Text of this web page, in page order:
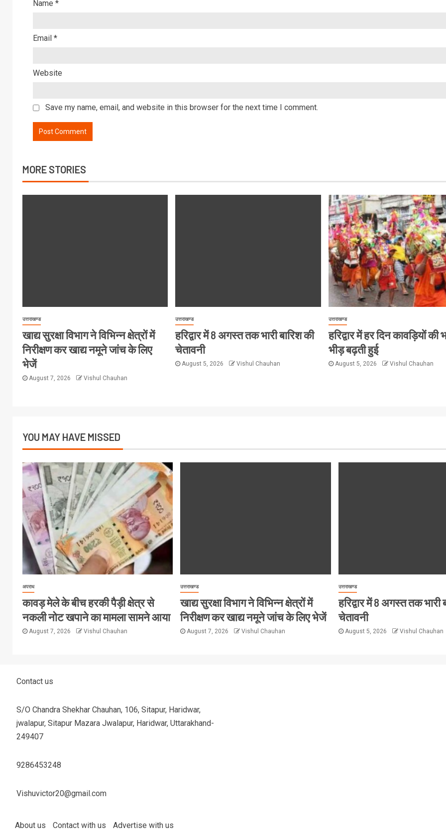
Name *
Email *
Website
Save my name, email, and website in this browser for the next time I comment.
MORE STORIES
उत्तराखण्ड
खाद्य सुरक्षा विभाग ने विभिन्न क्षेत्रों में
निरीक्षण कर खाद्य नमूने जांच के लिए
भेजें
August 7, 2026 Vishul Chauhan
उत्तराखण्ड
हरिद्वार में 8 अगस्त तक भारी बारिश की
चेतावनी
August 5, 2026 Vishul Chauhan
उत्तराखण्ड
हरिद्वार में हर दिन कावड़ियों की
भीड़ बढ़ती हुई
August 5, 2026 Vishul Chauhan
YOU MAY HAVE MISSED
अपराध
कावड़ मेले के बीच हरकी पैड़ी क्षेत्र से
नकली नोट खपाने का मामला सामने आया
August 7, 2026 Vishul Chauhan
उत्तराखण्ड
खाद्य सुरक्षा विभाग ने विभिन्न क्षेत्रों में
निरीक्षण कर खाद्य नमूने जांच के लिए भेजें
August 7, 2026 Vishul Chauhan
उत्तराखण्ड
हरिद्वार में 8 अगस्त तक भारी
चेतावनी
August 5, 2026 Vishul Chauhan
Contact us
S/O Chandra Shekhar Chauhan, 106, Sitapur, Haridwar,
jwalapur, Sitapur Mazara Jwalapur, Haridwar, Uttarakhand-
249407
9286453248
Vishuvictor20@gmail.com
About us Contact with us Advertise with us